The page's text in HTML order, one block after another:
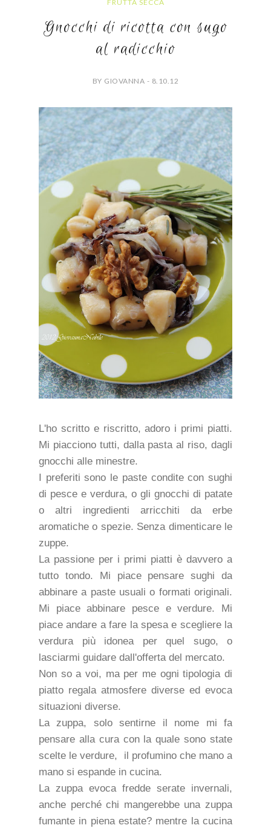
FRUTTA SECCA
Gnocchi di ricotta con sugo
al radicchio
BY GIOVANNA - 8.10.12
L'ho scritto e riscritto, adoro i primi piatti.
Mi piacciono tutti, dalla pasta al riso, dagli
gnocchi alle minestre.
I preferiti sono le paste condite con sughi
di pesce e verdura, o gli gnocchi di patate
o altri ingredienti arricchiti da erbe
aromatiche o spezie. Senza dimenticare le
zuppe.
La passione per i primi piatti è davvero a
tutto tondo. Mi piace pensare sughi da
abbinare a paste usuali o formati originali.
Mi piace abbinare pesce e verdure. Mi
piace andare a fare la spesa e scegliere la
verdura più idonea per quel sugo, o
lasciarmi guidare dall'offerta del mercato.
Non so a voi, ma per me ogni tipologia di
piatto regala atmosfere diverse ed evoca
situazioni diverse.
La zuppa, solo sentirne il nome mi fa
pensare alla cura con la quale sono state
scelte le verdure, il profumino che mano a
mano si espande in cucina.
La zuppa evoca fredde serate invernali,
anche perché chi mangerebbe una zuppa
fumante in piena estate? mentre la cucina